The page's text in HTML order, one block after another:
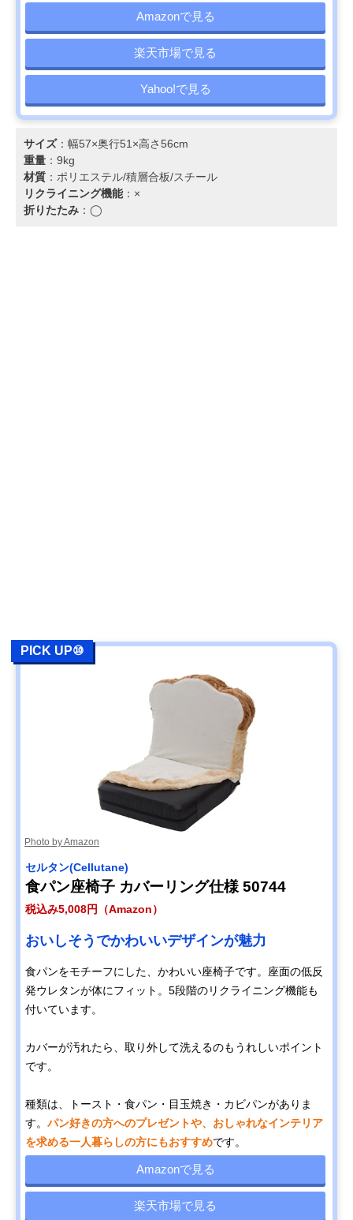
Amazonで見る
楽天市場で見る
Yahoo!で見る
サイズ：幅57×奥行51×高さ56cm
重量 ：9kg
材質 ：ポリエステル/積層合板/スチール
リクライニング機能：×
折りたたみ ：◯
PICK UP⑩
Photo by Amazon
セルタン(Cellutane)
食パン座椅子 カバーリング仕様 50744
税込み5,008円（Amazon）
おいしそうでかわいいデザインが魅力
食パンをモチーフにした、かわいい座椅子です。座面の低反
発ウレタンが体にフィット。5段階のリクライニング機能も
付いています。
カバーが汚れたら、取り外して洗えるのもうれしいポイント
です。
種類は、トースト・食パン・目玉焼き・カビパンがありま
す。 パン好きの方へのプレゼントや、おしゃれなインテリア
を求める一人暮らしの方にもおすすめです。
Amazonで見る
楽天市場で見る